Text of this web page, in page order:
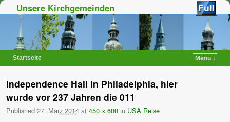
Unsere Kirchgemeinden
Startseite
Menü ↓
Independence Hall in Philadelphia, hier
wurde vor 237 Jahren die 011
Published 27. März 2014 at 450 × 600 in USA Reise